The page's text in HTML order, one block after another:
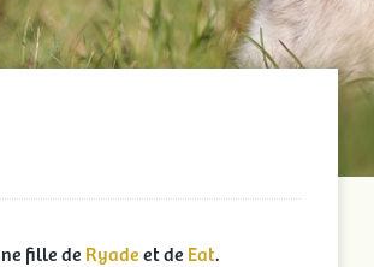
fille de Ryadeet de Eat.